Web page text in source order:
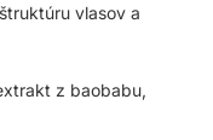
vlasov a
z baobabu,